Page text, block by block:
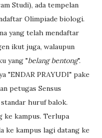
Studi), ada tempelan
Olimpiade biologi.
yang telah mendaftar
ikut juga, walaupun
yang "belang bentong".
"ENDAR PRAYUDI" pake
petugas Sensus
huruf balok.
ke kampus. Terlupa
ke kampus lagi datang ke